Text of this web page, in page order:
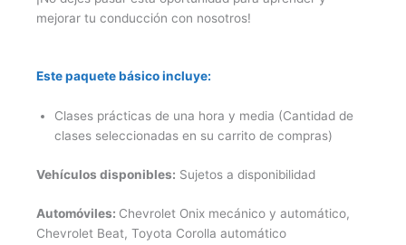
mejorar tu conducción con nosotros!
Este paquete básico incluye:
Clases prácticas de una hora y media (Cantidad de
clases seleccionadas en su carrito de compras)
Vehículos disponibles: Sujetos a disponibilidad
Automóviles: Chevrolet Onix mecánico y automático,
Chevrolet Beat, Toyota Corolla automático